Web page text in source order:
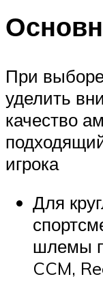
При
уделить
качество
игрока
Для
шлемы
CCM,